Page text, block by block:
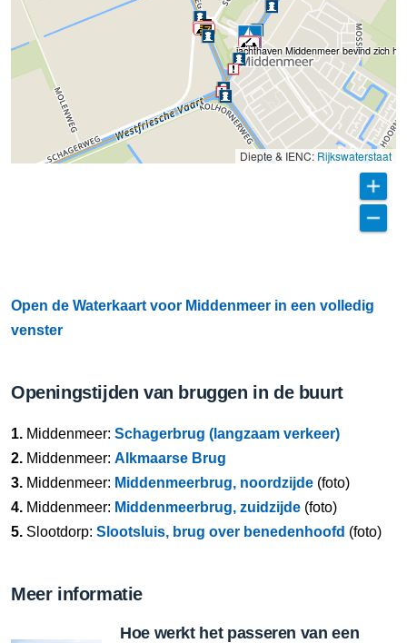
jachthaven Middenmeer bevind zich
Diepte & IENC: Rijkswaterstaat
Open de Waterkaart voor Middenmeer in een volledig
venster
Openingstijden van bruggen in de buurt
1. Middenmeer: Schagerbrug (langzaam verkeer)
2. Middenmeer: Alkmaarse Brug
3. Middenmeer: Middenmeerbrug, noordzijde (foto)
4. Middenmeer: Middenmeerbrug, zuidzijde (foto)
5. Slootdorp: Slootsluis, brug over benedenhoofd (foto)
Meer informatie
Hoe werkt het passeren van een